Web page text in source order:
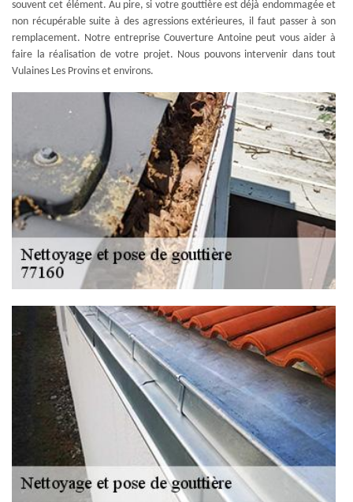
souvent cet élément. Au pire, si votre gouttière est déjà endommagée et
non récupérable suite à des agressions extérieures, il faut passer à son
remplacement. Notre entreprise Couverture Antoine peut vous aider à
faire la réalisation de votre projet. Nous pouvons intervenir dans tout
Vulaines Les Provins et environs.